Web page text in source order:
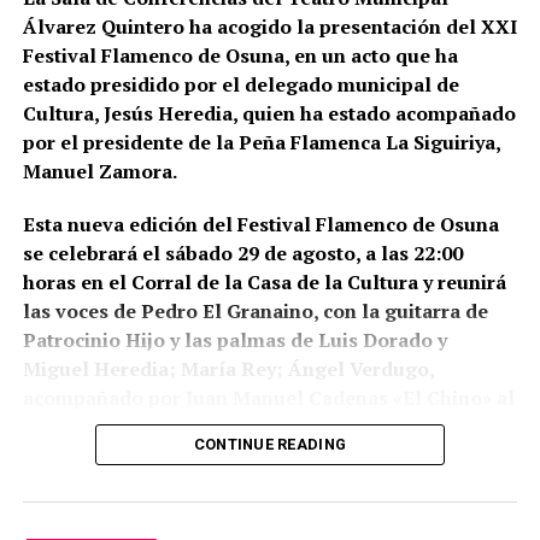
Puebla de Cazalla, Valencia, Badajoz y Córdoba,
además del registro de un domicilio particular en La
Puebla de Cazalla. La información oficial no precisa,
al menos por ahora, cuántas de las nueve empresas
registradas se encontraban concretamente en el
municipio sevillano, por lo que no sería correcto
La operación se desarrolló bajo la dirección de la
Sección Civil y de Instrucción del Tribunal de
Instancia de Morón de la Frontera, plaza número 2,
órgano judicial competente en la investigación. La
existencia y actual denominación de este Tribunal
Ministerio de Justicia.
Álvarez Quintero ha acogido la presentación del XXI
Festival Flamenco de Osuna, en un acto que ha
estado presidido por el delegado municipal de
Cultura, Jesús Heredia, quien ha estado acompañado
por el presidente de la Peña Flamenca La Siguiriya,
Manuel Zamora.
Esta nueva edición del Festival Flamenco de Osuna
se celebrará el sábado 29 de agosto, a las 22:00
horas en el Corral de la Casa de la Cultura y reunirá
las voces de Pedro El Granaino, con la guitarra de
Patrocinio Hijo y las palmas de Luis Dorado y
Miguel Heredia; María Rey; Ángel Verdugo,
toque y María José e Isabel León a las palmas y
Montse Cortés acompañada por la guitarra de
CONTINUE READING